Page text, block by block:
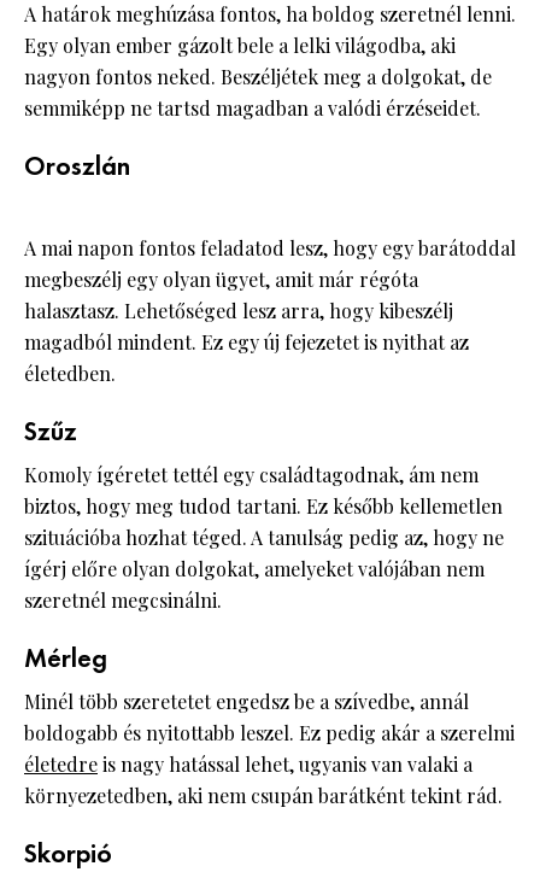
A határok meghúzása fontos, ha boldog szeretnél lenni.
Egy olyan ember gázolt bele a lelki világodba, aki
nagyon fontos neked. Beszéljétek meg a dolgokat, de
semmiképp ne tartsd magadban a valódi érzéseidet.
Oroszlán
A mai napon fontos feladatod lesz, hogy egy barátoddal
megbeszélj egy olyan ügyet, amit már régóta
halasztasz. Lehetőséged lesz arra, hogy kibeszélj
magadból mindent. Ez egy új fejezetet is nyithat az
életedben.
Szűz
Komoly ígéretet tettél egy családtagodnak, ám nem
biztos, hogy meg tudod tartani. Ez később kellemetlen
szituációba hozhat téged. A tanulság pedig az, hogy ne
ígérj előre olyan dolgokat, amelyeket valójában nem
szeretnél megcsinálni.
Mérleg
Minél több szeretetet engedsz be a szívedbe, annál
boldogabb és nyitottabb leszel. Ez pedig akár a szerelmi
életedreis nagy hatással lehet, ugyanis van valaki a
környezetedben, aki nem csupán barátként tekint rád.
Skorpió